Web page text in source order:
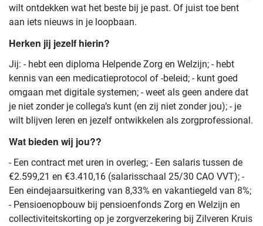
wilt ontdekken wat het beste bij je past. Of juist toe bent
aan iets nieuws in je loopbaan.
Herken jij jezelf hierin?
Jij: - hebt een diploma Helpende Zorg en Welzijn; - hebt
kennis van een medicatieprotocol of -beleid; - kunt goed
omgaan met digitale systemen; - weet als geen andere dat
je niet zonder je collega’s kunt (en zij niet zonder jou); - je
wilt blijven leren en jezelf ontwikkelen als zorgprofessional.
Wat bieden wij jou??
- Een contract met uren in overleg; - Een salaris tussen de
€2.599,21 en €3.410,16 (salarisschaal 25/30 CAO VVT); -
Een eindejaarsuitkering van 8,33% en vakantiegeld van 8%;
- Pensioenopbouw bij pensioenfonds Zorg en Welzijn en
collectiviteitskorting op je zorgverzekering bij Zilveren Kruis